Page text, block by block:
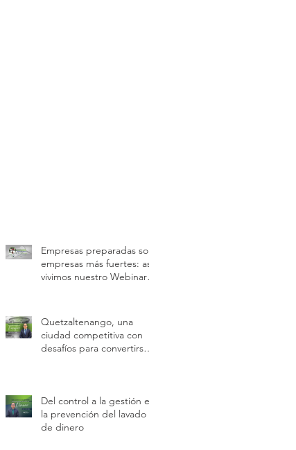
Empresas preparadas son
empresas más fuertes: así
vivimos nuestro Webinar
de trabajo
Quetzaltenango, una
ciudad competitiva con
desafíos para convertirse
Del control a la gestión en
la prevención del lavado
de dinero